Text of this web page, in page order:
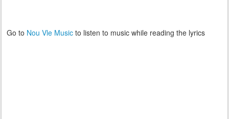
Go to Nou Vle Music to listen to music while reading the lyrics